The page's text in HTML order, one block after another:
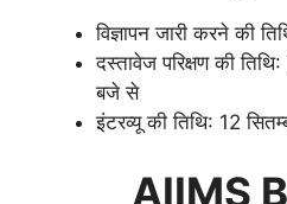
विज्ञापन जारी करने की
दस्तावेज परिक्षण की
बजे से
इंटरव्यू की तिथि: 12
AIIMS